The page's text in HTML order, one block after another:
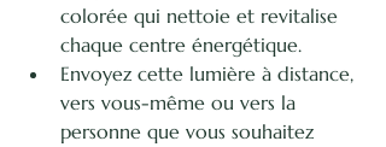
colorée qui nettoie et revitalise
chaque centre énergétique.
Envoyez cette lumière à distance,
vers vous-même ou vers la
personne que vous souhaitez